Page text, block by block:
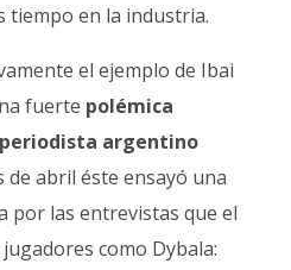
tiempo en la industria.
el ejemplo de Ibai
fuerte polémica
argentino
de abril éste ensayó una
por las entrevistas que el
como Dybala: